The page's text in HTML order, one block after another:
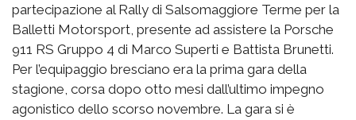
partecipazione al Rally di Salsomaggiore Terme per la
Balletti Motorsport, presente ad assistere la Porsche
911 RS Gruppo 4 di Marco Superti e Battista Brunetti.
Per l’equipaggio bresciano era la prima gara della
stagione, corsa dopo otto mesi dall’ultimo impegno
agonistico dello scorso novembre. La gara si è